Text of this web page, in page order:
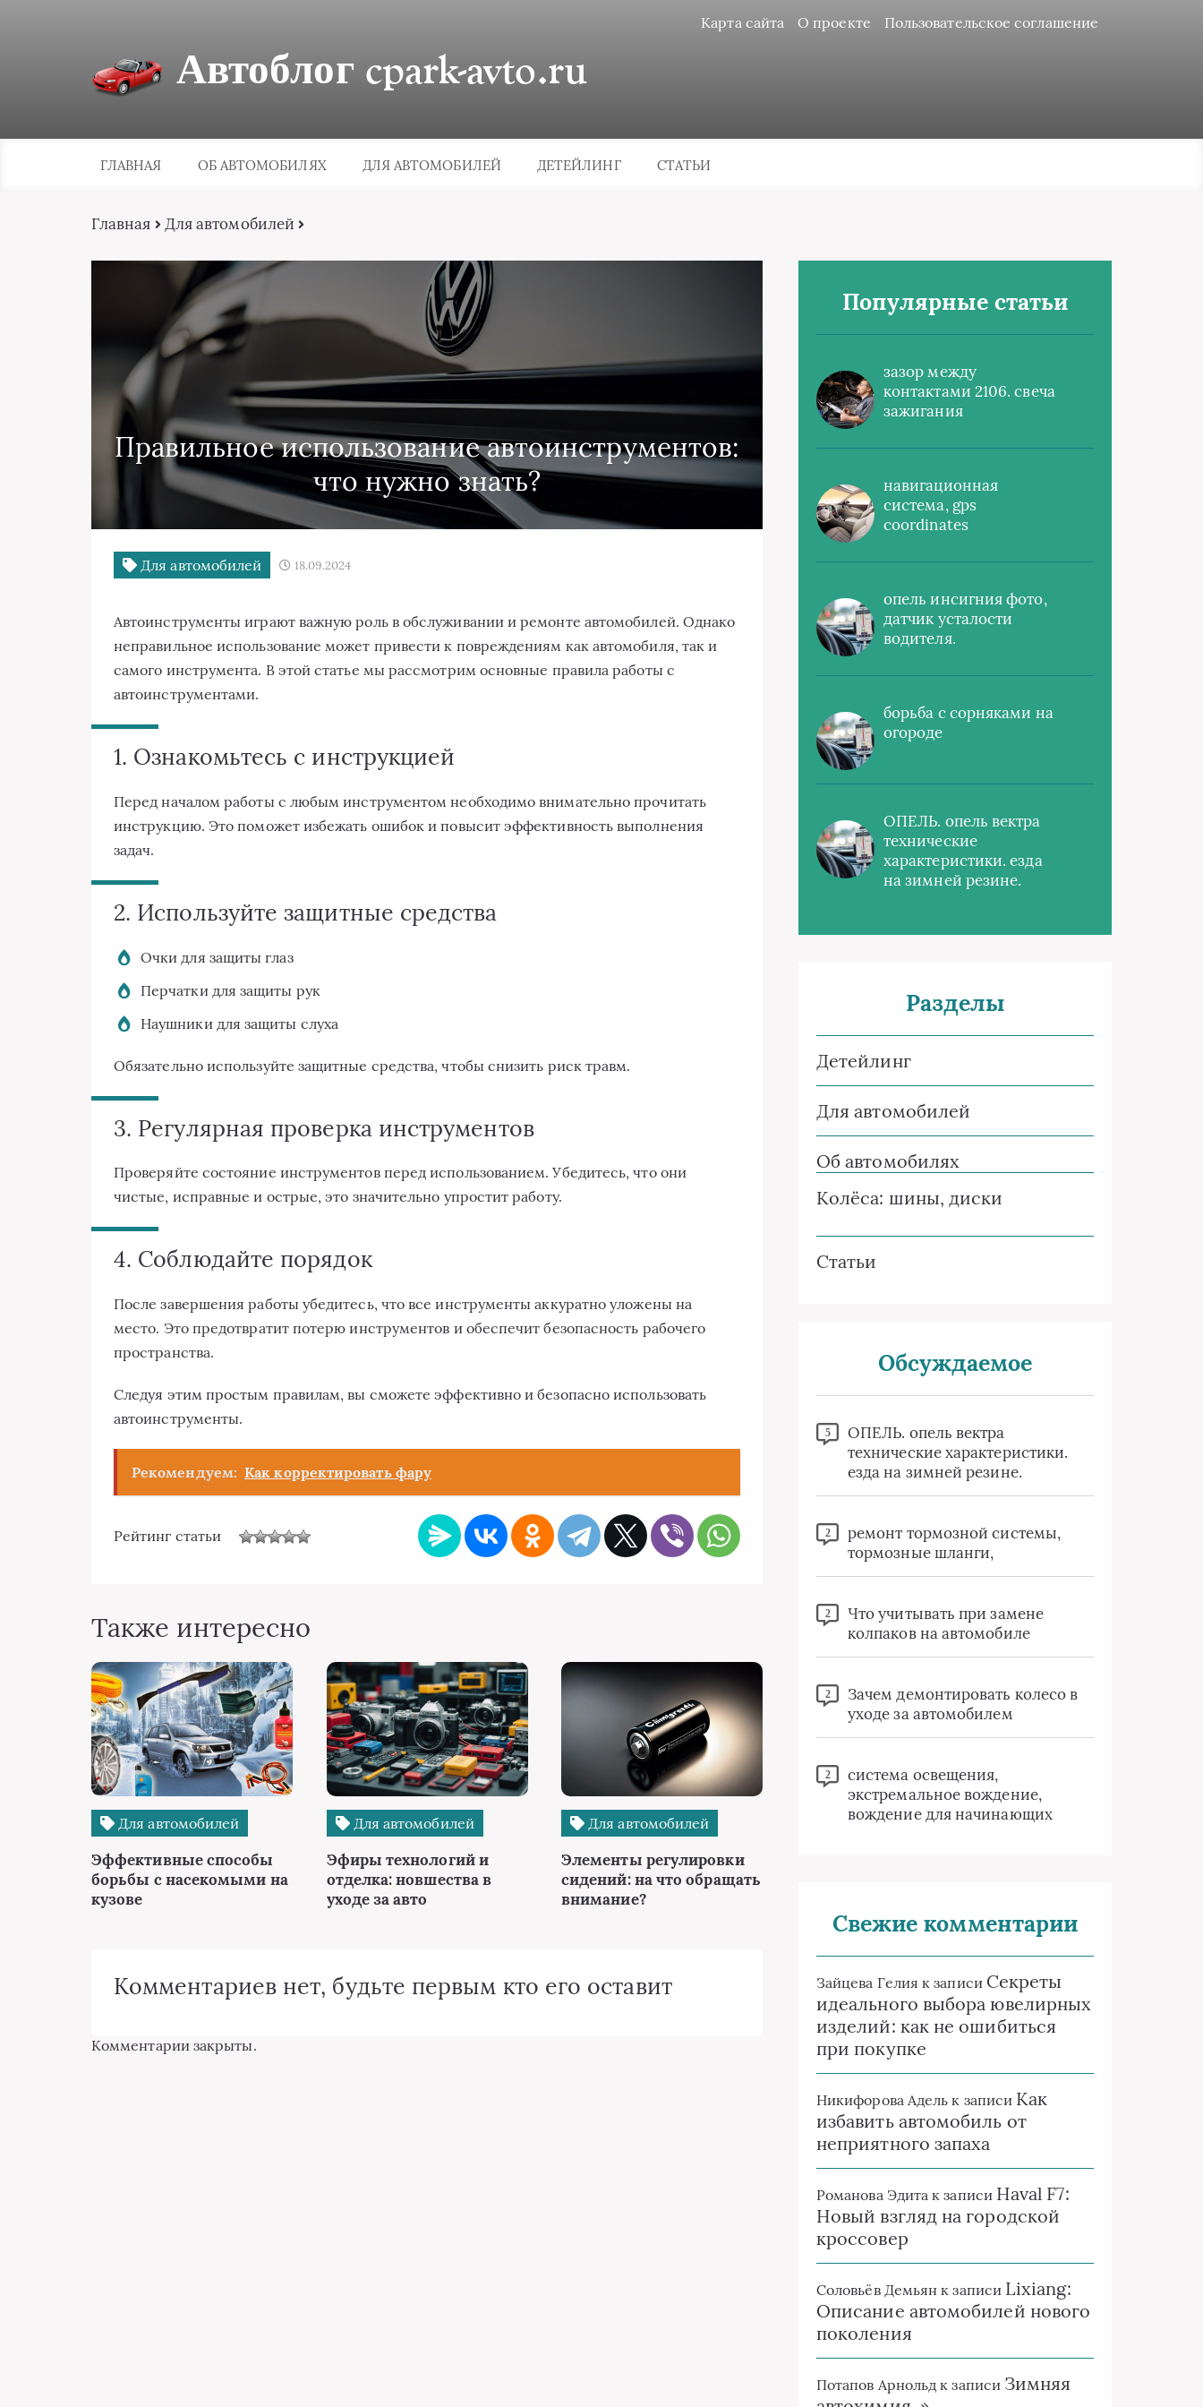
Карта сайта О проекте Пользовательское соглашение
Автоблог cpark-avto.ru
ГЛАВНАЯ ОБ АВТОМОБИЛЯХ ДЛЯ АВТОМОБИЛЕЙ ДЕТЕЙЛИНГ СТАТЬИ
Главная Для автомобилей
Правильное использование автоинструментов:
что нужно знать?
Для автомобилей 18.09.2024
Автоинструменты играют важную роль в обслуживании и ремонте автомобилей. Однако
неправильное использование может привести к повреждениям как автомобиля, так и
самого инструмента. В этой статье мы рассмотрим основные правила работы с
автоинструментами.
1. Ознакомьтесь с инструкцией
Перед началом работы с любым инструментом необходимо внимательно прочитать
инструкцию. Это поможет избежать ошибок и повысит эффективность выполнения
задач.
2. Используйте защитные средства
Очки для защиты глаз
Перчатки для защиты рук
Наушники для защиты слуха
Обязательно используйте защитные средства, чтобы снизить риск травм.
3. Регулярная проверка инструментов
Проверяйте состояние инструментов перед использованием. Убедитесь, что они
чистые, исправные и острые, это значительно упростит работу.
4. Соблюдайте порядок
После завершения работы убедитесь, что все инструменты аккуратно уложены на
место. Это предотвратит потерю инструментов и обеспечит безопасность рабочего
пространства.
Следуя этим простым правилам, вы сможете эффективно и безопасно использовать
автоинструменты.
Рекомендуем: Как корректировать фару
Рейтинг статьи
Также интересно
Для автомобилей
Эффективные способы
борьбы с насекомыми на
кузове
Для автомобилей
Эфиры технологий и
отделка: новшества в
уходе за авто
Для автомобилей
Элементы регулировки
сидений: на что обращать
внимание?
Комментариев нет, будьте первым кто его оставит
Комментарии закрыты.
Популярные статьи
зазор между
контактами 2106. свеча
зажигания
навигационная
система, gps
coordinates
опель инсигния фото,
датчик усталости
водителя.
борьба с сорняками на
огороде
ОПЕЛЬ. опель вектра
технические
характеристики. езда
на зимней резине.
Разделы
Детейлинг
Для автомобилей
Об автомобилях
Колёса: шины, диски
Статьи
Обсуждаемое
5
ОПЕЛЬ. опель вектра
технические характеристики.
езда на зимней резине.
2
ремонт тормозной системы,
тормозные шланги,
2
Что учитывать при замене
колпаков на автомобиле
2
Зачем демонтировать колесо в
уходе за автомобилем
2
система освещения,
экстремальное вождение,
вождение для начинающих
Свежие комментарии
Зайцева Гелия к записи Секреты
идеального выбора ювелирных
изделий: как не ошибиться
при покупке
Никифорова Адель к записи Как
избавить автомобиль от
неприятного запаха
Романова Эдита к записи Haval F7:
Новый взгляд на городской
кроссовер
Соловьёв Демьян к записи Lixiang:
Описание автомобилей нового
поколения
Потапов Арнольд к записи Зимняя